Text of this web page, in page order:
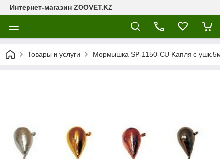
Интернет-магазин ZOOVET.KZ
Товары и услуги Мормышка SP-1150-CU Kапля с